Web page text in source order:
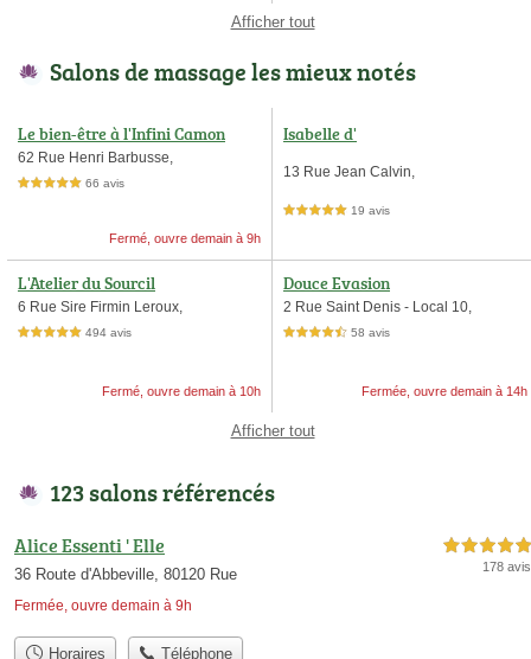
Afficher tout
Salons de massage les mieux notés
Le bien-être à l'Infini Camon
62 Rue Henri Barbusse,
5,0 étoiles sur 5 66 avis
Fermé, ouvre demain à 9h
Isabelle d'
13 Rue Jean Calvin,
5,0 étoiles sur 5 19 avis
L'Atelier du Sourcil
6 Rue Sire Firmin Leroux,
5,0 étoiles sur 5 494 avis
Fermé, ouvre demain à 10h
Douce Evasion
2 Rue Saint Denis - Local 10,
4,5 étoiles sur 5 58 avis
Fermée, ouvre demain à 14h
Afficher tout
123 salons référencés
Alice Essenti ' Elle
36 Route d'Abbeville, 80120 Rue
Fermée, ouvre demain à 9h
5,0 étoiles sur 5
178 avis
Horaires Téléphone